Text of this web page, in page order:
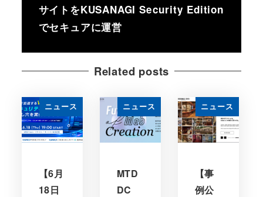
サイトをKUSANAGI Security Edition
でセキュアに運営
Related posts
ニュース
【6月
18日
ニュース
MTD
DC
ニュース
【事
例公